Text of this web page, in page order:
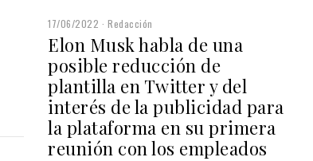
17/06/2022 Redacción
Elon Musk habla de una
posible reducción de
plantilla en Twitter y del
interés de la publicidad para
la plataforma en su primera
reunión con los empleados